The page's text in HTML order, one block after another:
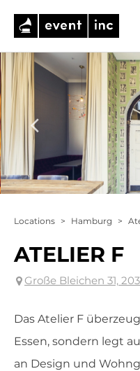
Locations > Hamburg >
ATELIER F
Große Bleichen 31,
Das Atelier F
Essen, sondern legt
an Design und